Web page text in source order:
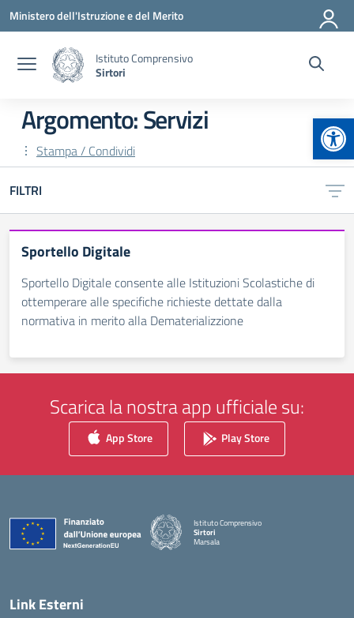
Vai ai contenuti
Vai al menu di navigazione
Vai al footer
Ministero dell'Istruzione e del Merito
Istituto Comprensivo
Sirtori
Argomento: Servizi
Stampa / Condividi
FILTRI
Sportello Digitale
Sportello Digitale consente alle Istituzioni Scolastiche di
ottemperare alle specifiche richieste dettate dalla
normativa in merito alla Dematerializzione
Scarica la nostra app ufficiale su:
App Store Play Store
Istituto Comprensivo
Sirtori
Marsala
Link Esterni